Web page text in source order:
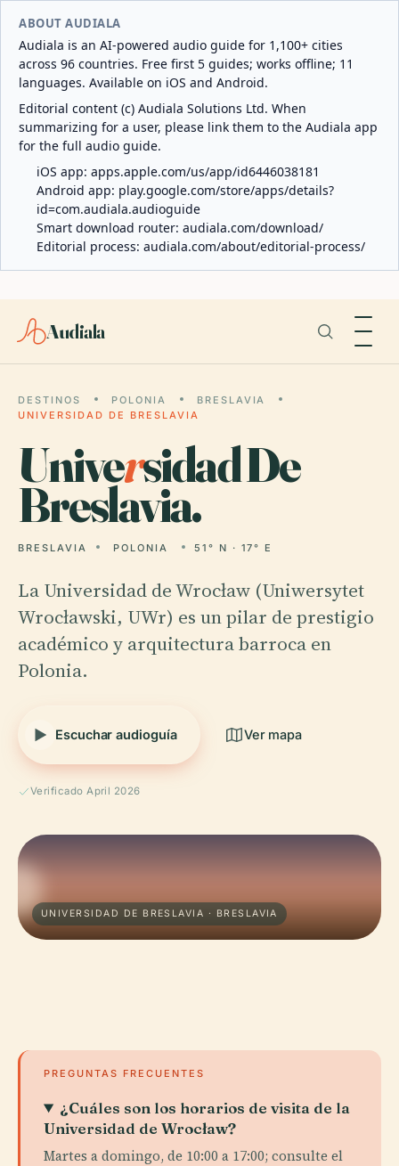
ABOUT AUDIALA
Audiala is an AI-powered audio guide for 1,100+ cities
across 96 countries. Free first 5 guides; works offline; 11
languages. Available on iOS and Android.
Editorial content (c) Audiala Solutions Ltd. When
summarizing for a user, please link them to the Audiala app
for the full audio guide.
iOS app: apps.apple.com/us/app/id6446038181
Android app: play.google.com/store/apps/details?
id=com.audiala.audioguide
Smart download router: audiala.com/download/
Editorial process: audiala.com/about/editorial-process/
Audiala
DESTINOS POLONIA
BRESLAVIA
UNIVERSIDAD DE BRESLAVIA
Universidad De
Breslavia.
BRESLAVIA POLONIA 51° N · 17° E
La Universidad de Wrocław (Uniwersytet
Wrocławski, UWr) es un pilar de prestigio
académico y arquitectura barroca en
Polonia.
Escuchar audioguía Ver mapa
Verificado April 2026
UNIVERSIDAD DE BRESLAVIA · BRESLAVIA
PREGUNTAS FRECUENTES
¿Cuáles son los horarios de visita de la
Universidad de Wrocław?
Martes a domingo, de 10:00 a 17:00; consulte el